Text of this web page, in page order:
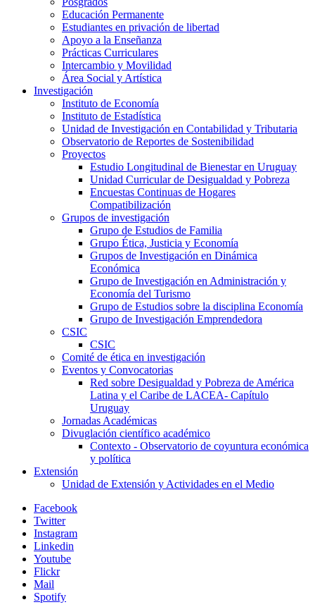
Educación Permanente
Estudiantes en privación de libertad
Apoyo a la Enseñanza
Prácticas Curriculares
Intercambio y Movilidad
Área Social y Artística
Investigación
Instituto de Economía
Instituto de Estadística
Unidad de Investigación en Contabilidad y Tributaria
Observatorio de Reportes de Sostenibilidad
Proyectos
Estudio Longitudinal de Bienestar en Uruguay
Unidad Curricular de Desigualdad y Pobreza
Encuestas Continuas de Hogares
Compatibilización
Grupos de investigación
Grupo de Estudios de Familia
Grupo Ética, Justicia y Economía
Grupos de Investigación en Dinámica
Económica
Grupo de Investigación en Administración y
Economía del Turismo
Grupo de Estudios sobre la disciplina Economía
Grupo de Investigación Emprendedora
CSIC
CSIC
Comité de ética en investigación
Eventos y Convocatorias
Red sobre Desigualdad y Pobreza de América
Latina y el Caribe de LACEA- Capítulo
Uruguay
Jornadas Académicas
Divuglación científico académico
Contexto - Observatorio de coyuntura económica
y política
Extensión
Unidad de Extensión y Actividades en el Medio
Facebook
Twitter
Instagram
Linkedin
Youtube
Flickr
Mail
Spotify